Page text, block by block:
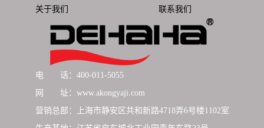
关于我们
联系我们
电 话：400-011-5055
网 址：www.akongyaji.com
营销总部：上海市静安区共和新路4718弄6号楼1102室